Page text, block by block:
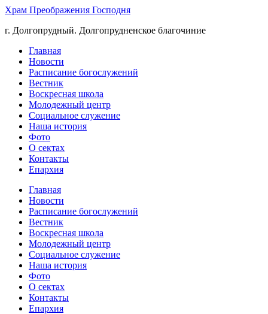
Храм Преображения Господня
г. Долгопрудный. Долгопрудненское благочиние
Главная
Новости
Расписание богослужений
Вестник
Воскресная школа
Молодежный центр
Социальное служение
Наша история
Фото
О сектах
Контакты
Епархия
Главная
Новости
Расписание богослужений
Вестник
Воскресная школа
Молодежный центр
Социальное служение
Наша история
Фото
О сектах
Контакты
Епархия